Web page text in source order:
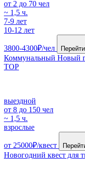
от 2 до 70 чел
~ 1,5 ч.
7-9 лет
10-12 лет
3800-4300₽/чел Перейти
Коммунальный Новый
TOP
выездной
от 8 до 150 чел
~ 1,5 ч.
взрослые
от 25000₽/квест
Новогодний квест для